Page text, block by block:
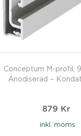
Conceptum M-profil,
Anodiserad –
879 Kr
inkl. moms